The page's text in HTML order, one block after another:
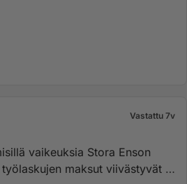
Vastattu 7v
vaikeuksia Stora Enson
maksut viivästyvät ja